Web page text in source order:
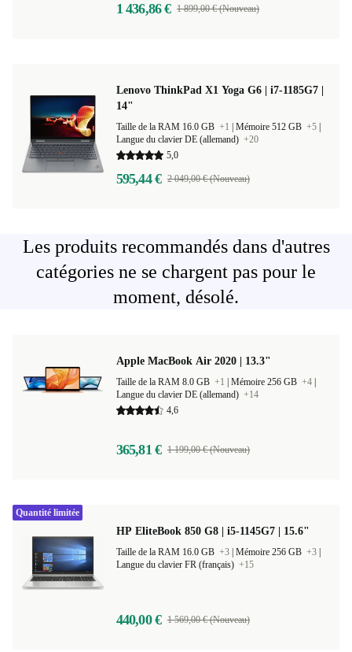
1 436,86 € 1 899,00 € (Nouveau)
Lenovo ThinkPad X1 Yoga G6 | i7-1185G7 |
14"
Taille de la RAM 16.0 GB +1 Mémoire 512 GB +5
Langue du clavier DE (allemand) +20
5,0
595,44 € 2 049,00 € (Nouveau)
Les produits recommandés dans d'autres
catégories ne se chargent pas pour le
moment, désolé.
Apple MacBook Air 2020 | 13.3"
Taille de la RAM 8.0 GB +1 Mémoire 256 GB +4
Langue du clavier DE (allemand) +14
4,6
365,81 € 1 199,00 € (Nouveau)
HP EliteBook 850 G8 | i5-1145G7 | 15.6"
Taille de la RAM 16.0 GB +3 Mémoire 256 GB +3
Langue du clavier FR (français) +15
440,00 € 1 569,00 € (Nouveau)
Quantité limitée